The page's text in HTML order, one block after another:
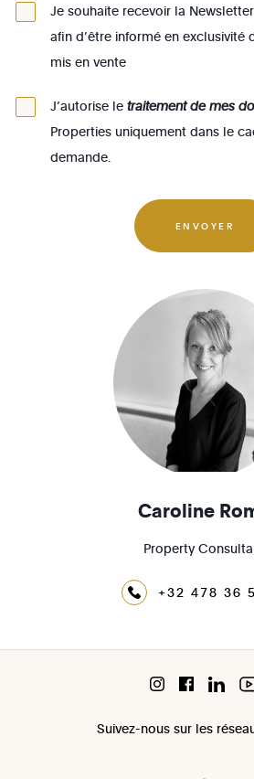
1140 - Evere
1150 - Woluwé-St-Pierre
1170 - Watermael-Boitsfort
1180 - Uccle
1200 - Woluwé-St-Lambert
1210 - St-Josse-ten-Noode
Je souhaite recevoir la
afin d’être informé en exclusivité
mis en vente
J’autorise letraitement de mes
Properties uniquement dans le
demande.
ENVOYER
Caroline
Property
+32 478 36
Suivez-nous sur les